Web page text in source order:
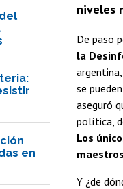
en
niveles
De paso
la
argentina,
se
aseguró
política,
Los
Y ¿de